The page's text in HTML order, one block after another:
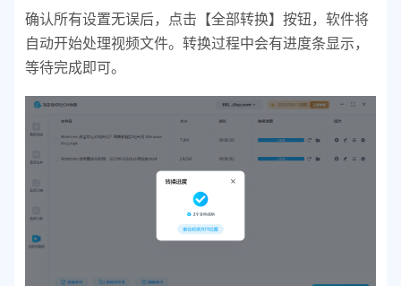
确认所有设置无误后，点击【全部转换】按钮，软件将
自动开始处理视频文件。 转换过程中会有进度条显示，
等待完成即可。